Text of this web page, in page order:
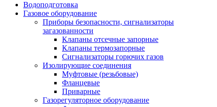
Водоподготовка
Газовое оборудование
Приборы безопасности, сигнализаторы
загазованности
Клапаны отсечные запорные
Клапаны термозапорные
Сигнализаторы горючих газов
Изолирующие соединения
Муфтовые (резьбовые)
Фланцевые
Приварные
Газорегуляторное оборудование